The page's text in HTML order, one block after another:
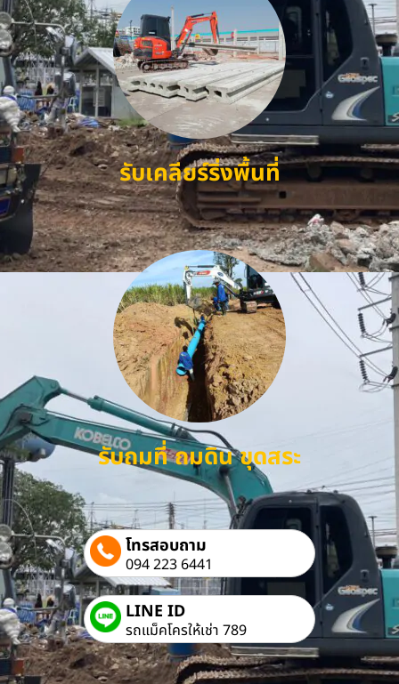
รับเคลียร์ริ่งพื้นที่
รับถมที่ ถมดิน ขุดสระ
โทรสอบถาม
094 223 6441
LINE ID
รถแม็คโครให้เช่า 789